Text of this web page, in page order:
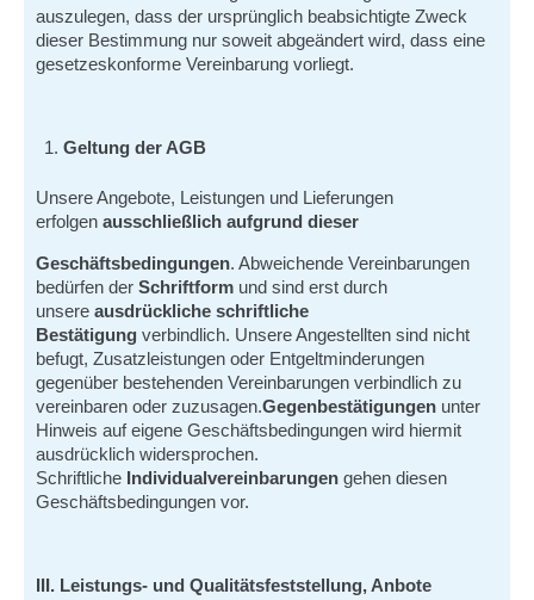
auszulegen, dass der ursprünglich beabsichtigte Zweck
dieser Bestimmung nur soweit abgeändert wird, dass eine
gesetzeskonforme Vereinbarung vorliegt.
Geltung der AGB
Unsere Angebote, Leistungen und Lieferungen
erfolgen ausschließlich aufgrund dieser
Geschäftsbedingungen. Abweichende Vereinbarungen
bedürfen der Schriftform und sind erst durch
unsere ausdrückliche schriftliche
Bestätigung verbindlich. Unsere Angestellten sind nicht
befugt, Zusatzleistungen oder Entgeltminderungen
gegenüber bestehenden Vereinbarungen verbindlich zu
vereinbaren oder zuzusagen.Gegenbestätigungen unter
Hinweis auf eigene Geschäftsbedingungen wird hiermit
ausdrücklich widersprochen.
Schriftliche Individualvereinbarungen gehen diesen
Geschäftsbedingungen vor.
III. Leistungs- und Qualitätsfeststellung, Anbote